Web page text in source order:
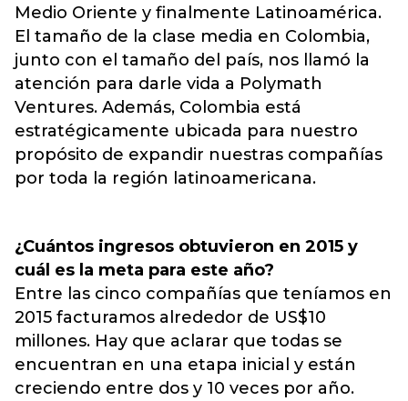
Medio Oriente y finalmente Latinoamérica.
El tamaño de la clase media en Colombia,
junto con el tamaño del país, nos llamó la
atención para darle vida a Polymath
Ventures. Además, Colombia está
estratégicamente ubicada para nuestro
propósito de expandir nuestras compañías
por toda la región latinoamericana.
¿Cuántos ingresos obtuvieron en 2015 y
cuál es la meta para este año?
Entre las cinco compañías que teníamos en
2015 facturamos alrededor de US$10
millones. Hay que aclarar que todas se
encuentran en una etapa inicial y están
creciendo entre dos y 10 veces por año.